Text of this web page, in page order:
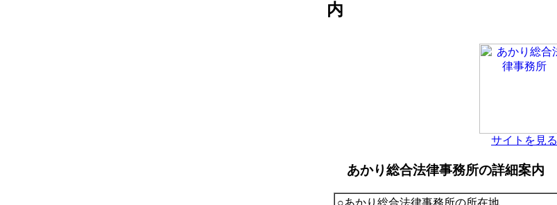
内
サイトを見る
あかり総合法律事務所の詳細案内
○あかり総合法律事務所の所在地